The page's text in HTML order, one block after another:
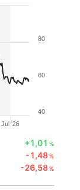
Jul '26
40
60
80
+1,01 %
-1,48%
-26,58%